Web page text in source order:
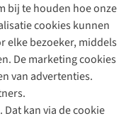
bij te houden hoe onze
cookies kunnen
elke bezoeker, middels
De marketing cookies
van advertenties.
kan via de cookie